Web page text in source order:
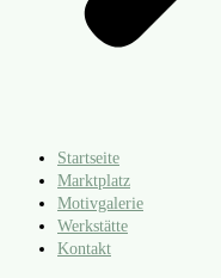
Startseite
Marktplatz
Motivgalerie
Werkstätte
Kontakt